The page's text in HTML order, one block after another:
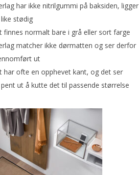
har ikke nitrilgummi på baksiden, ligger
stødig
finnes normalt bare i grå eller sort farge
matcher ikke dørmatten og ser derfor
ut
har ofte en opphevet kant, og det ser
ut å kutte det til passende størrelse